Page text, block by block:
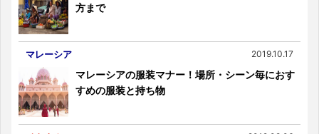
方まで
マレーシア 2019.10.17
マレーシアの服装マナー！場所・シーン毎におす
すめの服装と持ち物